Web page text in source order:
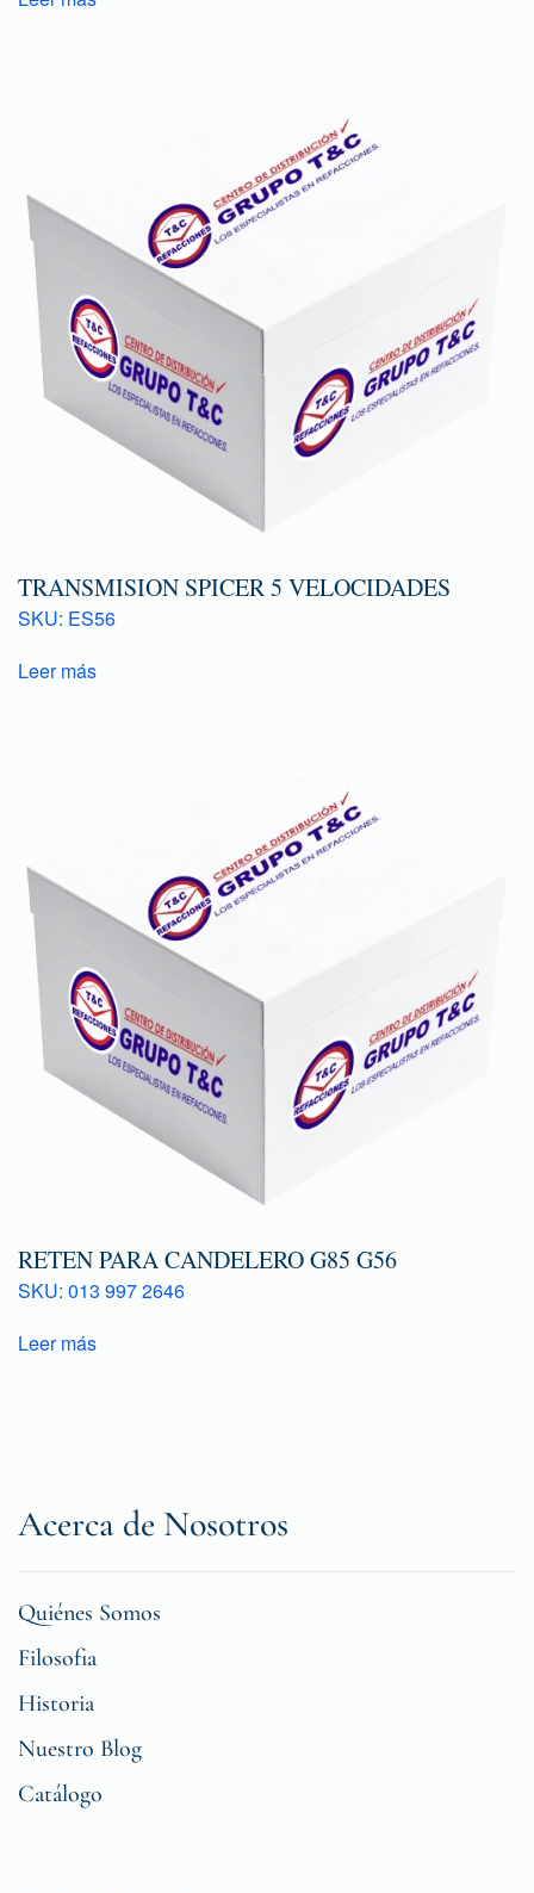
TRANSMISION SPICER 5 VELOCIDADES
SKU: ES56
Leer más
RETEN PARA CANDELERO G85 G56
SKU: 013 997 2646
Leer más
Acerca de Nosotros
Quiénes Somos
Filosofia
Historia
Nuestro Blog
Catálogo